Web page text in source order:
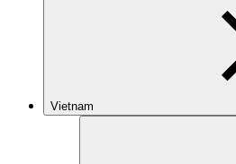
Vietnam